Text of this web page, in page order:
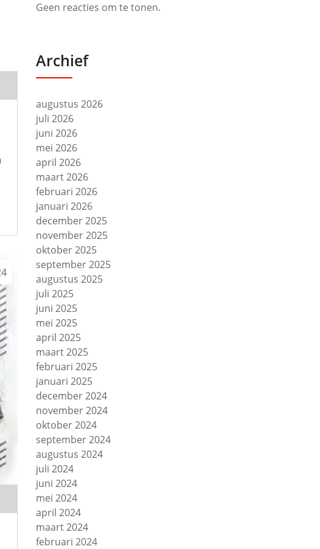
Geen reacties om te tonen.
Archief
augustus 2026
juli 2026
juni 2026
mei 2026
april 2026
maart 2026
februari 2026
januari 2026
december 2025
november 2025
oktober 2025
september 2025
augustus 2025
juli 2025
juni 2025
mei 2025
april 2025
maart 2025
februari 2025
januari 2025
december 2024
november 2024
oktober 2024
september 2024
augustus 2024
juli 2024
juni 2024
mei 2024
april 2024
maart 2024
februari 2024